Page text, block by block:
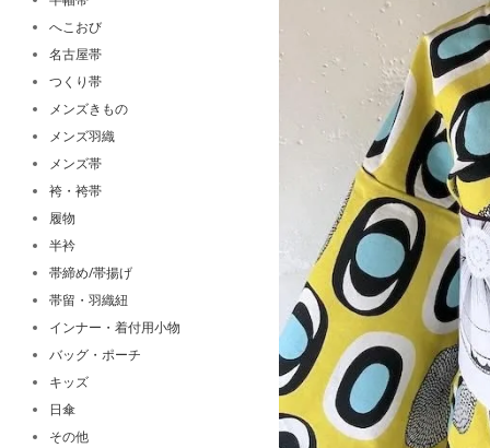
へこおび
名古屋帯
つくり帯
メンズきもの
メンズ羽織
メンズ帯
袴・袴帯
履物
半衿
帯締め/帯揚げ
帯留・羽織紐
インナー・着付用小物
バッグ・ポーチ
キッズ
日傘
その他